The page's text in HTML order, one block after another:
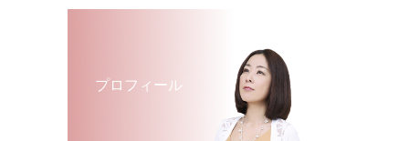
プロフィール